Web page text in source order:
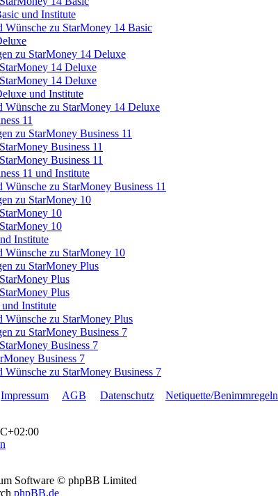
und Institute
zu StarMoney 14 Basic
zu StarMoney 14 Deluxe
14 Deluxe
14 Deluxe
und Institute
zu StarMoney 14 Deluxe
11
zu StarMoney Business 11
Business 11
Business 11
11 und Institute
zu StarMoney Business 11
zu StarMoney 10
10
10
Institute
zu StarMoney 10
zu StarMoney Plus
Plus
Plus
Institute
zu StarMoney Plus
zu StarMoney Business 7
Business 7
Business 7
zu StarMoney Business 7
Impressum AGB Datenschutz
Netiquette/Benimmregeln
Software © phpBB Limited
phpBB.de